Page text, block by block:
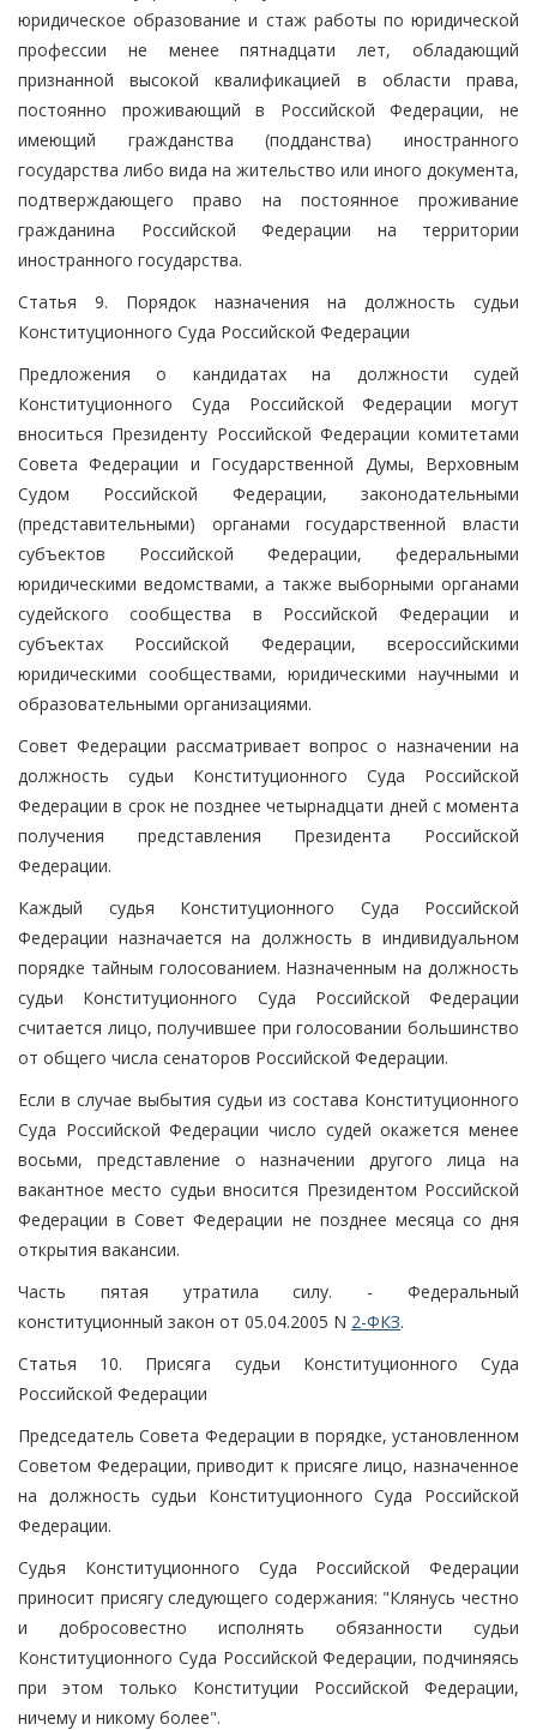
юридическое образование и стаж работы по юридической
профессии не менее пятнадцати лет, обладающий
признанной высокой квалификацией в области права,
постоянно проживающий в Российской Федерации, не
имеющий гражданства (подданства) иностранного
государства либо вида на жительство или иного документа,
подтверждающего право на постоянное проживание
гражданина Российской Федерации на территории
иностранного государства.
Статья 9. Порядок назначения на должность судьи
Конституционного Суда Российской Федерации
Предложения о кандидатах на должности судей
Конституционного Суда Российской Федерации могут
вноситься Президенту Российской Федерации комитетами
Совета Федерации и Государственной Думы, Верховным
Судом Российской Федерации, законодательными
(представительными) органами государственной власти
субъектов Российской Федерации, федеральными
юридическими ведомствами, а также выборными органами
судейского сообщества в Российской Федерации и
субъектах Российской Федерации, всероссийскими
юридическими сообществами, юридическими научными и
образовательными организациями.
Совет Федерации рассматривает вопрос о назначении на
должность судьи Конституционного Суда Российской
Федерации в срок не позднее четырнадцати дней с момента
получения представления Президента Российской
Федерации.
Каждый судья Конституционного Суда Российской
Федерации назначается на должность в индивидуальном
порядке тайным голосованием. Назначенным на должность
судьи Конституционного Суда Российской Федерации
считается лицо, получившее при голосовании большинство
от общего числа сенаторов Российской Федерации.
Если в случае выбытия судьи из состава Конституционного
Суда Российской Федерации число судей окажется менее
восьми, представление о назначении другого лица на
вакантное место судьи вносится Президентом Российской
Федерации в Совет Федерации не позднее месяца со дня
открытия вакансии.
Часть пятая утратила силу. - Федеральный
конституционный закон от 05.04.2005 N 2-ФКЗ.
Статья 10. Присяга судьи Конституционного Суда
Российской Федерации
Председатель Совета Федерации в порядке, установленном
Советом Федерации, приводит к присяге лицо, назначенное
на должность судьи Конституционного Суда Российской
Федерации.
Судья Конституционного Суда Российской Федерации
приносит присягу следующего содержания: "Клянусь честно
и добросовестно исполнять обязанности судьи
Конституционного Суда Российской Федерации, подчиняясь
при этом только Конституции Российской Федерации,
ничему и никому более".